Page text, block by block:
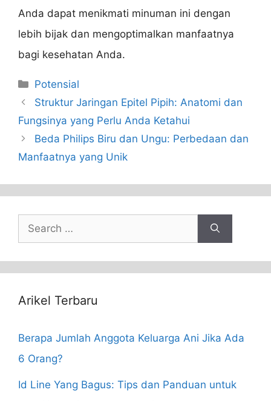
Anda dapat menikmati minuman ini dengan
lebih bijak dan mengoptimalkan manfaatnya
bagi kesehatan Anda.
Categories
Potensial
Struktur Jaringan Epitel Pipih: Anatomi dan
Fungsinya yang Perlu Anda Ketahui
Beda Philips Biru dan Ungu: Perbedaan dan
Manfaatnya yang Unik
Search
for:
Arikel Terbaru
Berapa Jumlah Anggota Keluarga Ani Jika Ada
6 Orang?
Id Line Yang Bagus: Tips dan Panduan untuk